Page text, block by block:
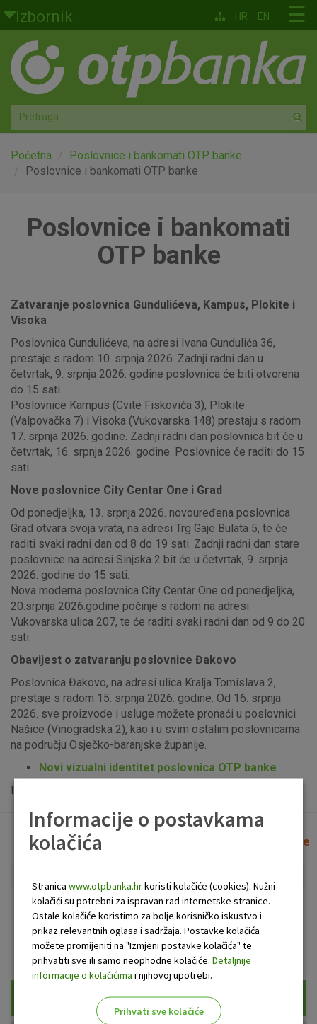
Skoči na glavni sadržaj
Izbornik
Građani
Privatno bankarstvo
Agro
Mala poduzeća i obrtnici
Globalna tržišta
☰
HR EN
Početna
Poslovnice i bankomati OTP banke
Poslovnice i bankomati OTP banke
Poslovnice i bankomati
OTP banke
Zatvaranje poslovnica Gundulićeva, Kampus, Plokite i
Visoka
Poslovnica Gundulićeva, na adresi Ivana Gundulića 36,
prestaje s radom 10. srpnja 2026. Zadnji radni dan u
četvrtak, 9. srpnja 2026. godine poslovnica će biti otvorena
do 15 sati.
Poslovnice Kampus (Cvite Fiskovića 3), Plokite
(Valpovačka 7) i Visoka (Vukovarska 148) prestaju s radom
17. srpnja 2026. godine. Zadnji radni dan poslovnica bit će u
četvrtak, 16. srpnja 2026. godine. Poslovnice će raditi do 15
sati.
Nove poslovnice City Centar One i Grad
Od ponedjeljka, 13. srpnja 2026. novouređena poslovnica
Grad otvara svoja vrata, na adresi Trg Gaje Bulata 5, te će
raditi svaki radni dan od 8 do 19 sati. Zadnji radni dan stare
poslovnice na adresi Sinjska 2 bit će u četvrtak, 9. srpnja
2026. godine do 15 sati.
Nova moderna poslovnica City Centar One od ponedjeljka,
20.srpnja 2026.godine počinje s radom na adresi
Vukovarska ulica 207, te će raditi svaki radni dan od 9 do 20
sati.
Obavijest o zatvaranju poslovnice Đakovo
Poslovnica Đakovo, na adresi ulica Kralja Tomislava 2,
prestaje s radom 15. srpnja 2026. godine. Od 16. srpnja
2026. sve proizvode i usluge možete pronaći u poslovnici
Našice (Vinogradska 2), kao i u svim ostalim poslovnicama
na području Osječko-baranjske županije.
Novi vizualni identitet poslovnica OTP banke
Popis uplatno-isplatnih bankomata možete vidjeti
Lista poslovnica i bankomata Očisti filtere
Bankomat Poslovnica
Prikaži samo uplatne bankomate
Informacije o postavkama
kolačića
Stranica www.otpbanka.hrkoristi kolačiće (cookies). Nužni
kolačići su potrebni za ispravan rad internetske stranice.
Ostale kolačiće koristimo za bolje korisničko iskustvo i
prikaz relevantnih oglasa i sadržaja. Postavke kolačića
možete promijeniti na "Izmjeni postavke kolačića" te
prihvatiti sve ili samo neophodne kolačiće. Detaljnije
informacije o kolačićima i njihovoj upotrebi.
Prihvati sve kolačiće